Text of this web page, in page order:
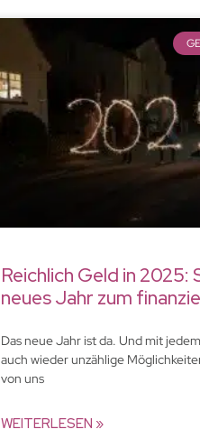
Reichlich Geld in 2025:
neues Jahr zum
Das neue Jahr ist da. Und mit
auch wieder unzählige
von uns
WEITERLESEN »